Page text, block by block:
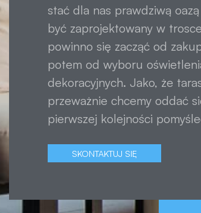
stać dla nas prawdziwą
być zaprojektowany w
powinno się zacząć od
potem od wyboru
dekoracyjnych. Jako, że
przeważnie chcemy oddać
pierwszej kolejności
SKONTAKTUJ SIĘ